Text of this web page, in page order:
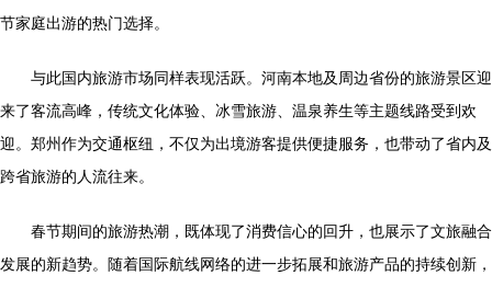
节家庭出游的热门选择。
与此国内旅游市场同样表现活跃。河南本地及周边省份的旅游景区迎
来了客流高峰，传统文化体验、冰雪旅游、温泉养生等主题线路受到欢
迎。郑州作为交通枢纽，不仅为出境游客提供便捷服务，也带动了省内及
跨省旅游的人流往来。
春节期间的旅游热潮，既体现了消费信心的回升，也展示了文旅融合
发展的新趋势。随着国际航线网络的进一步拓展和旅游产品的持续创新，